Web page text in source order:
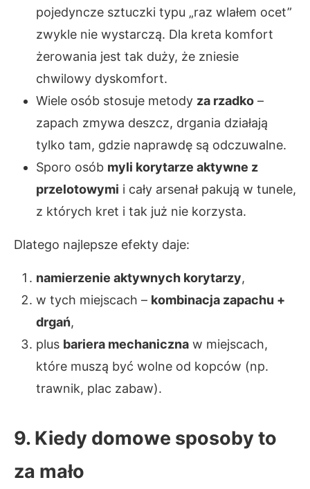
pojedyncze sztuczki typu „raz wlałem ocet”
zwykle nie wystarczą. Dla kreta komfort
żerowania jest tak duży, że zniesie
chwilowy dyskomfort.
Wiele osób stosuje metody za rzadko –
zapach zmywa deszcz, drgania działają
tylko tam, gdzie naprawdę są odczuwalne.
Sporo osób myli korytarze aktywne z
przelotowymi i cały arsenał pakują w tunele,
z których kret i tak już nie korzysta.
Dlatego najlepsze efekty daje:
namierzenie aktywnych korytarzy,
w tych miejscach – kombinacja zapachu +
drgań,
plus bariera mechaniczna w miejscach,
które muszą być wolne od kopców (np.
trawnik, plac zabaw).
9. Kiedy domowe sposoby to
za mało